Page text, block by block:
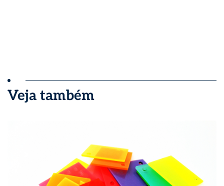
Veja também